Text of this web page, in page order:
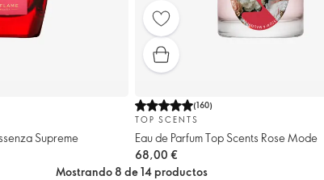
Supreme
(160)
TOP SCENTS
Eau de Parfum Top Scents Rose Mode
68,00 €
Mostrando 8 de 14 productos